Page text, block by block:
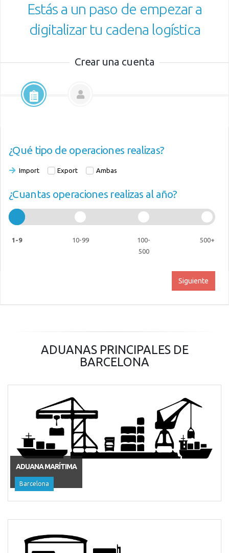
Estás a un paso de empezar a
digitalizar tu cadena logística
Crear una cuenta
¿Qué tipo de operaciones realizas?
Import Export Ambas
¿Cuantas operaciones realizas al año?
1-9 10-99
100-
500
500+
Siguiente
ADUANAS PRINCIPALES DE
BARCELONA
ADUANA MARÍTIMA
Barcelona